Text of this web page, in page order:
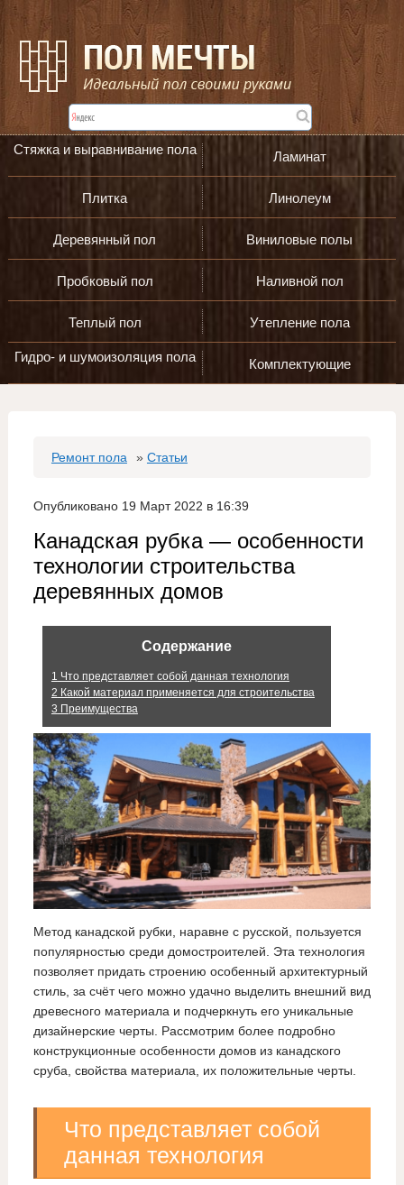
Стяжка и выравнивание пола Ламинат
Плитка Линолеум
Деревянный пол Виниловые полы
Пробковый пол Наливной пол
Теплый пол Утепление пола
Гидро- и шумоизоляция пола Комплектующие
Ремонт пола » Статьи
Опубликовано 19 Март 2022 в 16:39
Канадская рубка — особенности
технологии строительства
деревянных домов
Содержание
1 Что представляет собой данная технология
2 Какой материал применяется для строительства
3 Преимущества
Метод канадской рубки, наравне с русской, пользуется
популярностью среди домостроителей. Эта технология
позволяет придать строению особенный архитектурный
стиль, за счёт чего можно удачно выделить внешний вид
древесного материала и подчеркнуть его уникальные
дизайнерские черты. Рассмотрим более подробно
конструкционные особенности домов из канадского
сруба, свойства материала, их положительные черты.
Что представляет собой
данная технология